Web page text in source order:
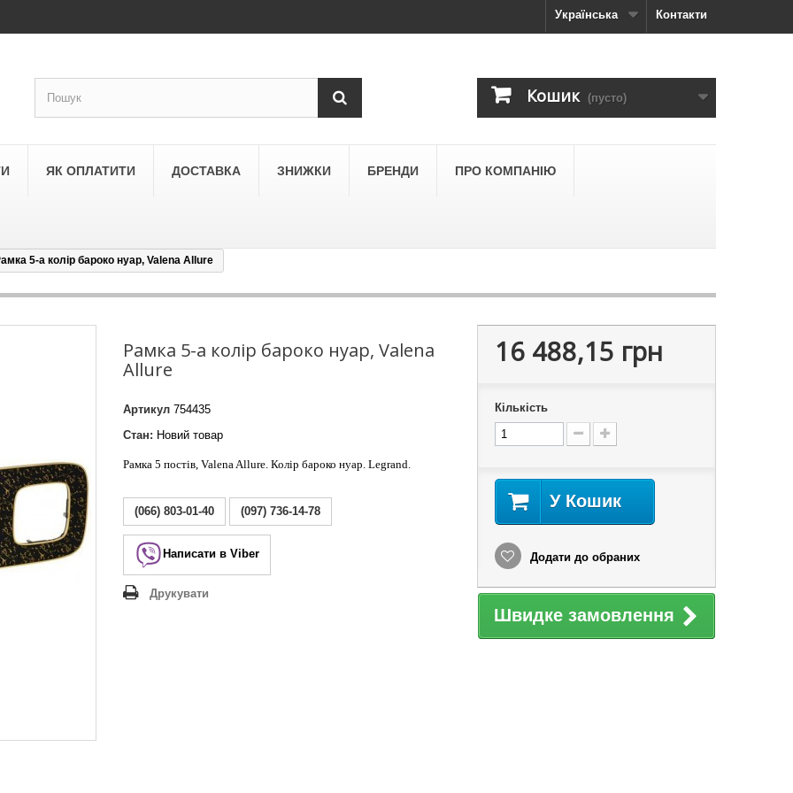
Контакти
Українська
Кошик (пусто)
Classic
Life
LEGRAND
LEZARD
Lezard Deriy
ЯК ОПЛАТИТИ ДОСТАВКА ЗНИЖКИ БРЕНДИ ПРО КОМПАНІЮ
5-а колір бароко нуар, Valena Allure
Рамка 5-а колір бароко нуар, Valena
Allure
Артикул 754435
Стан: Новий товар
Рамка 5 постів, Valena Allure. Колір бароко нуар. Legrand.
(066) 803-01-40 (097) 736-14-78
Написати в Viber
Друкувати
16 488,15 грн
Кількість
У Кошик
Додати до обраних
Швидке замовлення